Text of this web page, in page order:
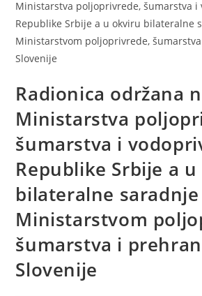
Radionica održana
Ministarstva
šumarstva i
Republike Srbije a
bilateralne saradnje
Ministarstvom
šumarstva i
Slovenije